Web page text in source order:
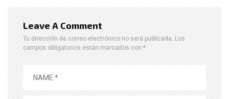
Leave A Comment
Tu dirección de correo electrónico no será publicada. Los
campos obligatorios están marcados con *